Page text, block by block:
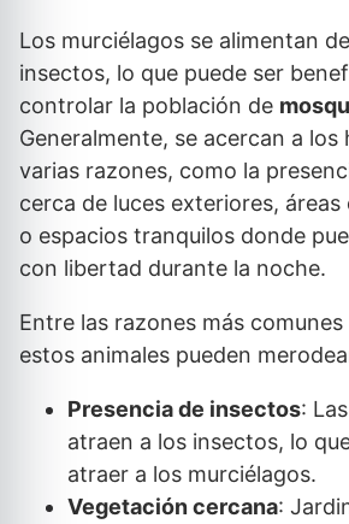
Los murciélagos se alimentan
insectos, lo que puede ser
controlar la población de
Generalmente, se acercan a los
varias razones, como la
cerca de luces exteriores,
o espacios tranquilos donde
con libertad durante la noche.
Entre las razones más
estos animales pueden
Presencia de insectos:
atraen a los insectos, lo
atraer a los murciélagos.
Vegetación cercana: